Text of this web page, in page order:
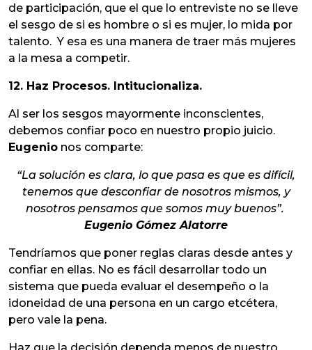
de participación, que el que lo entreviste no se lleve
el sesgo de si es hombre o si es mujer, lo mida por
talento. Y esa es una manera de traer más mujeres
a la mesa a competir.
12. Haz Procesos. Intitucionaliza.
Al ser los sesgos mayormente inconscientes,
debemos confiar poco en nuestro propio juicio.
Eugenio nos comparte:
“La solución es clara, lo que pasa es que es difícil,
tenemos que desconfiar de nosotros mismos, y
nosotros pensamos que somos muy buenos”.
Eugenio Gómez Alatorre
Tendríamos que poner reglas claras desde antes y
confiar en ellas. No es fácil desarrollar todo un
sistema que pueda evaluar el desempeño o la
idoneidad de una persona en un cargo etcétera,
pero vale la pena.
Haz que la decisión dependa menos de nuestro